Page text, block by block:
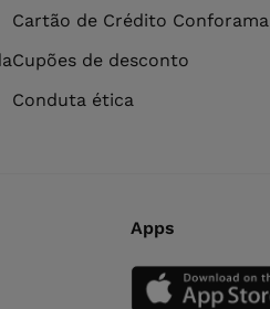
Cartão de Crédito Conforama
Cupões de desconto
Conduta ética
Apps